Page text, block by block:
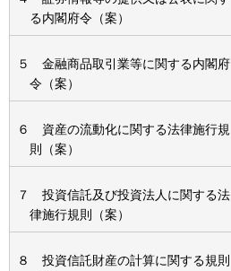
る内閣府令（案）
５ 金融商品取引業等に関する内閣府
令（案）
６ 資産の流動化に関する法律施行規
則（案）
７ 投資信託及び投資法人に関する法
律施行規則（案）
８ 投資信託財産の計算に関する規則